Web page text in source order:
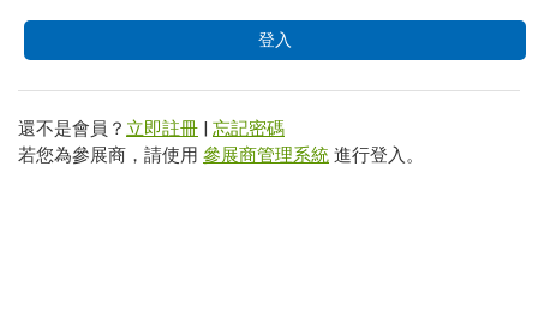
還不是會員？ 立即註冊 | 忘記密碼
若您為參展商，請使用 參展商管理系統 進行登入。